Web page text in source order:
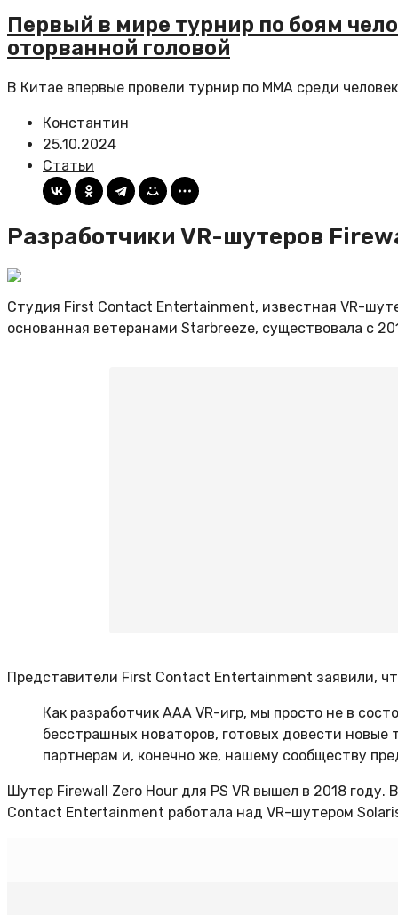
Первый в мире турнир по боям
оторванной головой
В Китае впервые провели турнир по ММА среди
Константин
25.10.2024
Статьи
Разработчики VR-шутеров
Студия First Contact Entertainment, известная VR-
основанная ветеранами Starbreeze, существовала с
Представители First Contact Entertainment заявили,
Как разработчик AAA VR-игр, мы просто не в
бесстрашных новаторов, готовых довести
партнерам и, конечно же, нашему сообществу
Шутер Firewall Zero Hour для PS VR вышел в 2018 году.
Contact Entertainment работала над VR-шутером